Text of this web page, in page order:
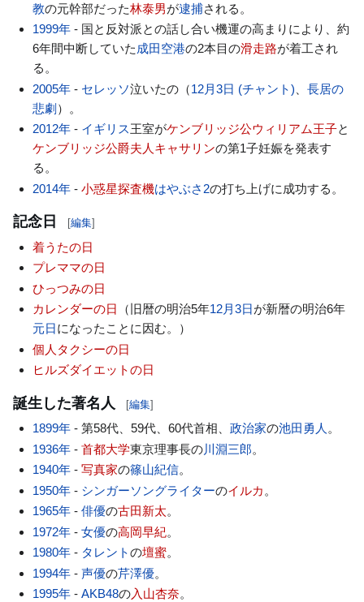
教の元幹部だった林泰男が逮捕される。
1999年 - 国と反対派との話し合い機運の高まりにより、約
6年間中断していた成田空港の2本目の滑走路が着工され
る。
2005年 - セレッソ泣いたの（12月3日 (チャント) 、長居の
悲劇 ）。
2012年 - イギリス王室がケンブリッジ公ウィリアム王子と
ケンブリッジ公爵夫人キャサリンの第1子妊娠を発表す
る。
2014年 -小惑星探査機はやぶさ2の打ち上げに成功する。
記念日 [編集]
着うたの日
プレママの日
ひっつみの日
カレンダーの日
（旧暦の明治5年12月3日が新暦の明治6年
元日になったことに因む。）
個人タクシーの日
ヒルズダイエットの日
誕生した著名人 [編集]
1899年 - 第58代、59代、60代首相、政治家の池田勇人 。
1936年 -首都大学東京理事長の川淵三郎。
1940年 -写真家の篠山紀信。
1950年 - シンガーソングライターのイルカ 。
1965年 -俳優の古田新太。
1972年 -女優の高岡早紀。
1980年 - タレントの壇蜜。
1994年 -声優の芹澤優。
1995年 -AKB48の入山杏奈。